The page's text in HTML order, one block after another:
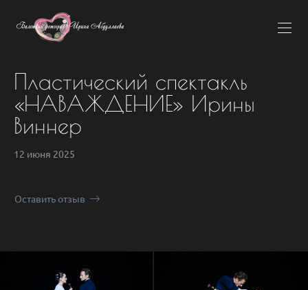
Пластический спектакль
«НАВАЖДЕНИЕ» Ирины
Виннер
12 июня 2025
Оставить отзыв